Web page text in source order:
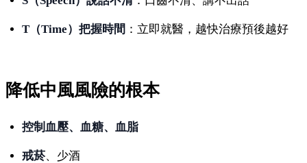
T（Time）把握時間 ：立即就醫，越快治療預後越好
降低中風風險的根本
控制血壓、血糖、血脂
戒菸、少酒